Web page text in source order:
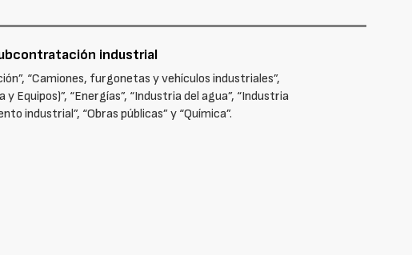
industrial
“Camiones, furgonetas y vehículos industriales”,
“Energías”, “Industria del agua”, “Industria
industrial”, “Obras públicas” y “Química”.